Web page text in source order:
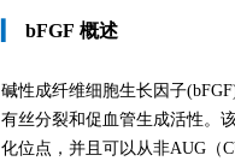
bFGF 概述
碱性成纤维细胞生长因子(bFGF)
有丝分裂和促血管生成活性。
化位点，并且可以从非AUG（